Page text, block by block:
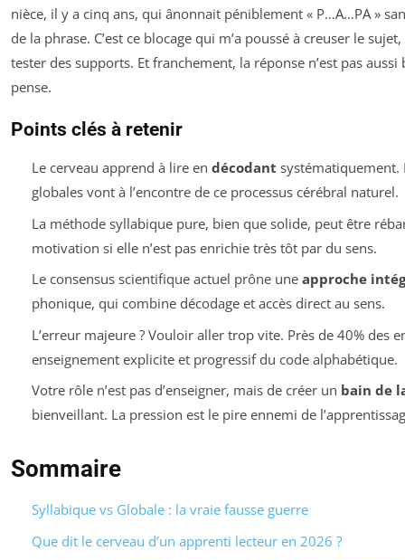
nièce, il y a cinq ans, qui ânonnait péniblement « P…A…PA »
de la phrase. C’est ce blocage qui m’a poussé à creuser le
tester des supports. Et franchement, la réponse n’est pas aussi
pense.
Points clés à retenir
Le cerveau apprend à lire en décodant systématiquement.
globales vont à l’encontre de ce processus cérébral naturel.
La méthode syllabique pure, bien que solide, peut être
motivation si elle n’est pas enrichie très tôt par du sens.
Le consensus scientifique actuel prône une approche
phonique, qui combine décodage et accès direct au sens.
L’erreur majeure ? Vouloir aller trop vite. Près de 40% des
enseignement explicite et progressif du code alphabétique.
Votre rôle n’est pas d’enseigner, mais de créer un bain de
bienveillant. La pression est le pire ennemi de
Sommaire
Syllabique vs Globale : la vraie fausse guerre
Que dit le cerveau d’un apprenti lecteur en 2026 ?